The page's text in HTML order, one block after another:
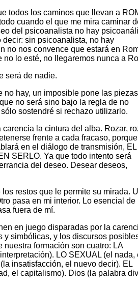
todos los caminos que llevan a
cuando el que me mira caminar
del psicoanalista no hay
decir: sin psicoanalista, no hay
no nos convence que estará en
no lo esté, no llegaremos nunca a
será de nadie.
no hay, un imposible pone las
no será sino bajo la regla de no
sostendré si rechazo utilizarlo.
la cintura del alba. Rozar,
frente a cada fracaso,
en el diálogo de transmisión, EL
SERLO. Ya que todo intento será
del deseo. Desear deseos,
restos que le permite su mirada.
pasa en mi interior. Lo esencial de
fuera de mí.
en juego disparadas por la
y simbólicas, y los discursos
nuestra formación son cuatro: LA
LO SEXUAL (el nada,
insatisfacción, el nuevo decir). EL
el capitalismo). Dios (la palabra